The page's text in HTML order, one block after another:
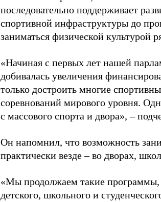
последовательно поддерживает
спортивной инфраструктуры до
заниматься физической культурой
«Начиная с первых лет нашей
добивалась увеличения
только достроить многие
соревнований мирового уровня.
с массового спорта и двора», –
Он напомнил, что возможность
практически везде – во дворах,
«Мы продолжаем такие программы,
детского, школьного и